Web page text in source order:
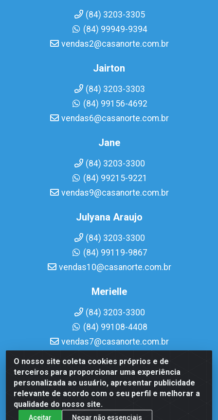
O nosso site coleta cookies próprios e de
terceiros para proporcionar uma experiência
personalizada ao usuário, apresentar publicidade
relevante de acordo com o seu perfil e melhorar a
qualidade do nosso site.
Aceitar Negar não essenciais
(84) 3203-3305
(84) 99949-9394
vendas2@casanorte.com.br
Jairton
(84) 3203-3303
(84) 99156-4692
vendas6@casanorte.com.br
Jane
(84) 3203-3300
(84) 99215-9221
vendas9@casanorte.com.br
Julyana Araujo
(84) 3203-3300
(84) 99119-9867
vendas10@casanorte.com.br
Merielle
(84) 3203-3300
(84) 99108-4408
vendas7@casanorte.com.br
Casa Norte LTDA - Av. Interventor Mário Câmara, 1815 -
Dix-Sept Rosado, Natal/RN - CEP 59054-600 - CNPJ
08.713.513/0001-51